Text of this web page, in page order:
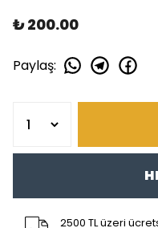
₺ 200.00
Paylaş:
2500 TL üzeri